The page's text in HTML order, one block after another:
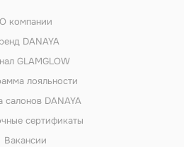
О компании
DANAYA
GLAMGLOW
лояльности
салонов DANAYA
сертификаты
Вакансии